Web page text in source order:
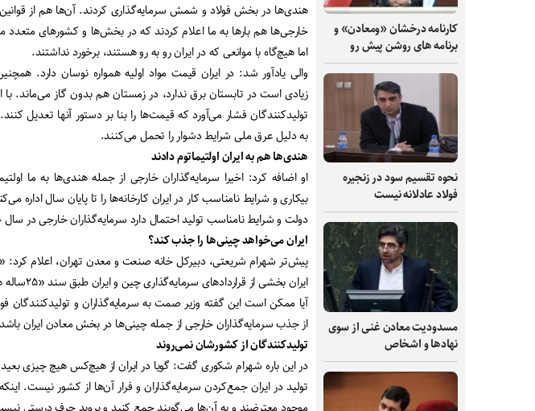
کارنامه درخشان «ومعادن» و
برنامه های روشن پیش رو
نحوه تقسیم سود در زنجیره
فولاد عادلانه نیست
مسدودیت معادن غنی از سوی
نهادها و اشخاص
هندی‌ها در بخش فولاد و شمش سرمایه‌گذاری کردند. آن‌ها هم از
خارجی‌ها هم بارها به ما اعلام کردند که در بخش‌ها و کشورهای متعدد
اما هیچ‌گاه با موانعی که در ایران رو به رو هستند، برخورد نداشتند.
والی یادآور شد: در ایران قیمت مواد اولیه همواره نوسان دارد.
زیادی است در تابستان برق ندارد، در زمستان هم بدون گاز می‌ماند. با
تولیدکنندگان فشار می‌آورد که قیمت‌ها را بنا بر دستور آنها تعدیل
به دلیل عرق ملی شرایط دشوار را تحمل می‌کنند.
هندی‌ها هم به ایران اولتیماتوم دادند
او اضافه کرد: اخیرا سرمایه‌گذاران خارجی از جمله هندی‌ها به ما
بیکاری و شرایط نامناسب کار در ایران کارخانه‌ها را تا پایان سال اداره
دولت و شرایط نامناسب تولید احتمال دارد سرمایه‌گذاران خارجی در سال جدید ۱۴۰۱ از
ایران می‌خواهد چینی‌ها را جذب کند؟
پیش‌تر شهرام شریعتی، دبیرکل خانه صنعت و معدن تهران، اعلام کرد:
ایران بخشی از قراردادهای سرمایه‌گذاری چین و ایران طبق سند «۲۵ساله همکاری» هستند
آیا ممکن است این گفته وزیر صمت به سرمایه‌گذاران و تولیدکنندگان
از جذب سرمایه‌گذاران خارجی از جمله چینی‌ها در بخش معادن ایران
تولیدکنندگان از کشورشان نمی‌روند
در این باره شهرام شکوری گفت: گویا در ایران از هیچ‌کس هیچ چیزی
تولید در ایران جمع‌کردن سرمایه‌گذاران و فرار آن‌ها از کشور نیست.